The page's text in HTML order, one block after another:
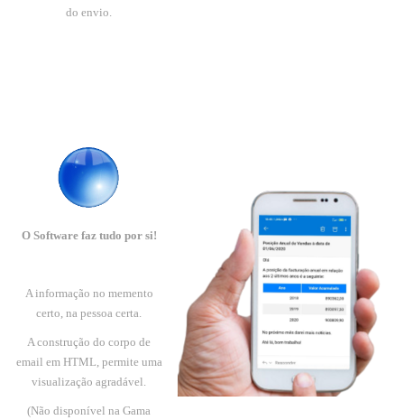
do envio.
O Software faz tudo por si!
A informação no memento
certo, na pessoa certa.
A construção do corpo de
email em HTML, permite uma
visualização agradável.
(Não disponível na Gama